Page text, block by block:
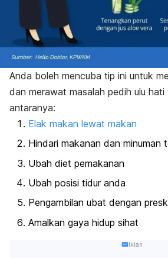
Anda boleh mencuba tip ini untuk
dan merawat masalah pedih ulu
antaranya:
Elak makan lewat makan
Hindari makanan dan minuman
Ubah diet pemakanan
Ubah posisi tidur anda
Pengambilan ubat dengan
Amalkan gaya hidup sihat
Iklan